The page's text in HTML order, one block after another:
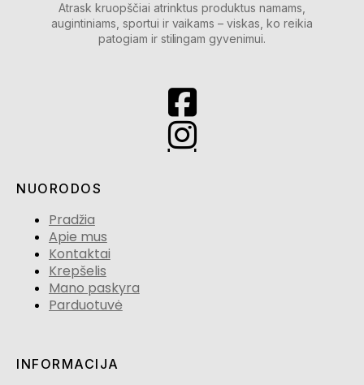
Atrask kruopščiai atrinktus produktus namams,
augintiniams, sportui ir vaikams – viskas, ko reikia
patogiam ir stilingam gyvenimui.
NUORODOS
Pradžia
Apie mus
Kontaktai
Krepšelis
Mano paskyra
Parduotuvė
INFORMACIJA